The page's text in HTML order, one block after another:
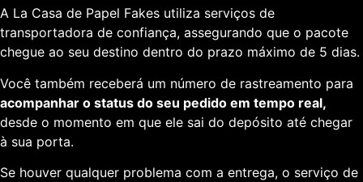
A La Casa de Papel Fakes utiliza serviços de
transportadora de confiança, assegurando que o pacote
chegue ao seu destino dentro do prazo máximo de 5 dias.
Você também receberá um número de rastreamento para
acompanhar o status do seu pedido em tempo real,
desde o momento em que ele sai do depósito até chegar
à sua porta.
Se houver qualquer problema com a entrega, o serviço de